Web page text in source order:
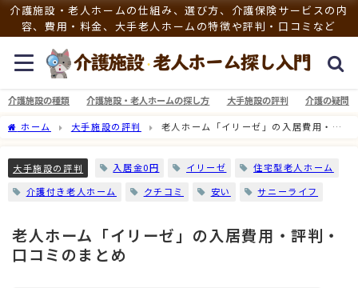
介護施設・老人ホームの仕組み、選び方、介護保険サービスの内
容、費用・料金、大手老人ホームの特徴や評判・口コミなど
介護施設の種類 介護施設・老人ホームの探し方 大手施設の評判 介護の疑問
ホーム 大手施設の評判
老人ホーム「イリーゼ」の入居費用・評
大手施設の評判 入居金0円 イリーゼ
住宅型老人ホーム
介護付き老人ホーム
クチコミ 安い サニーライフ
老人ホーム「イリーゼ」の入居費用・評判・
口コミのまとめ